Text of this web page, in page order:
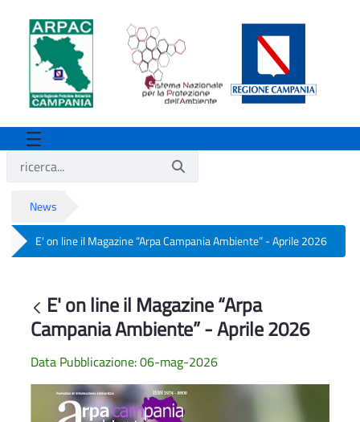
News
E' on line il Magazine “Arpa Campania Ambiente” - Aprile 2026
Indietro
E' on line il Magazine “Arpa
Campania Ambiente” - Aprile 2026
Data Pubblicazione: 06-mag-2026